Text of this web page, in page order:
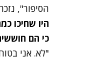
הסיפור",
היו שחיכו
כי הם
"לא. אני